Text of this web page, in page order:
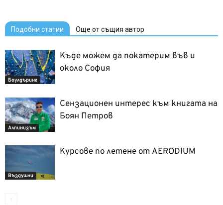
Подобни статии Още от същия автор
Боулдъринг
Къде можем да покатерим във и
около София
Алпинизъм
Сензационен интерес към книгата на
Боян Петров
Въздушни
Курсове по летене от AERODIUM